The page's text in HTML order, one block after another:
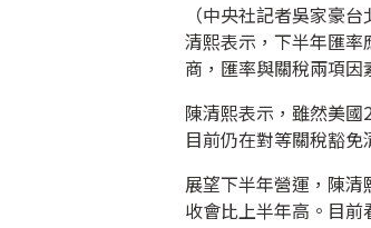
（中央社記者吳家豪
清熙表示，下半年匯
商，匯率與關稅兩項
陳清熙表示，雖然美
目前仍在對等關稅豁免
展望下半年營運，陳
收會比上半年高。目